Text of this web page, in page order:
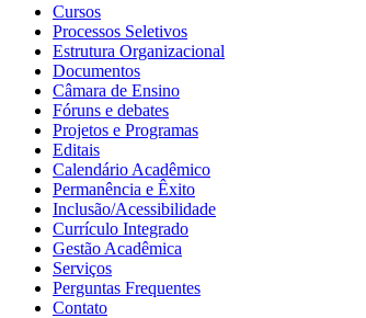
Cursos
Processos Seletivos
Estrutura Organizacional
Documentos
Câmara de Ensino
Fóruns e debates
Projetos e Programas
Editais
Calendário Acadêmico
Permanência e Êxito
Inclusão/Acessibilidade
Currículo Integrado
Gestão Acadêmica
Serviços
Perguntas Frequentes
Contato